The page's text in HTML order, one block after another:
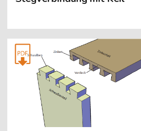
[Cocoon] About (Text with Image)